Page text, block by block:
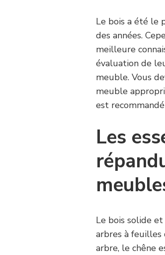
Le bois a été le
des années.
meilleure
évaluation de
meuble. Vous
meuble
est
Les
Le bois solide
arbres à
arbre, le chêne